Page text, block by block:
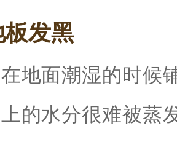
发黑
地面潮湿的时候
的水分很难被蒸